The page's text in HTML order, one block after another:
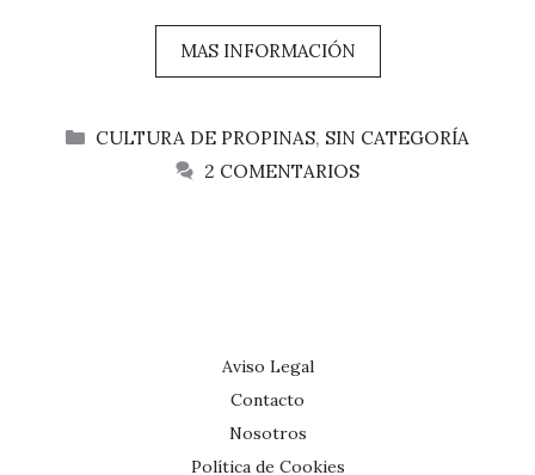
MAS INFORMACIÓN
CATEGORÍAS
CULTURA DE PROPINAS, SIN CATEGORÍA
2 COMENTARIOS
Aviso Legal
Contacto
Nosotros
Política de Cookies